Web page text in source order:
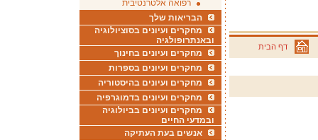
דף הבית
רפואה אלטרנטיבית
הבריאות שלך
מחקרים ועיונים בסוציולוגיה
ובאנתרופולגיה
מחקרים ועיונים בחינוך
מחקרים ועיונים בספרות
מחקרים ועיונים בהיסטוריה
מחקרים ועיונים בדמוגרפיה
מחקרים ועיונים בביולוגיה
ובמדעי החיים
אנשים בעת העתיקה